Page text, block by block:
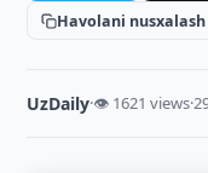
Havolani nusxalash
UzDaily·👁 1621 views·